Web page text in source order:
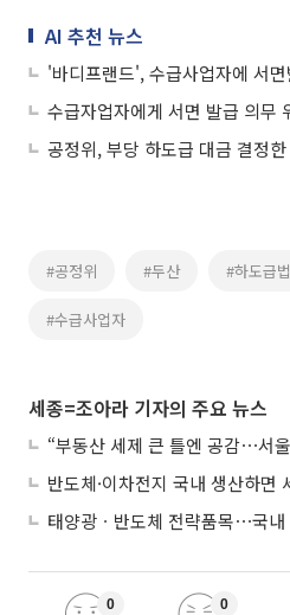
AI 추천 뉴스
#공정위 #두산 #하도급법
#수급사업자
세종=조아라 기자의 주요 뉴스
0 0